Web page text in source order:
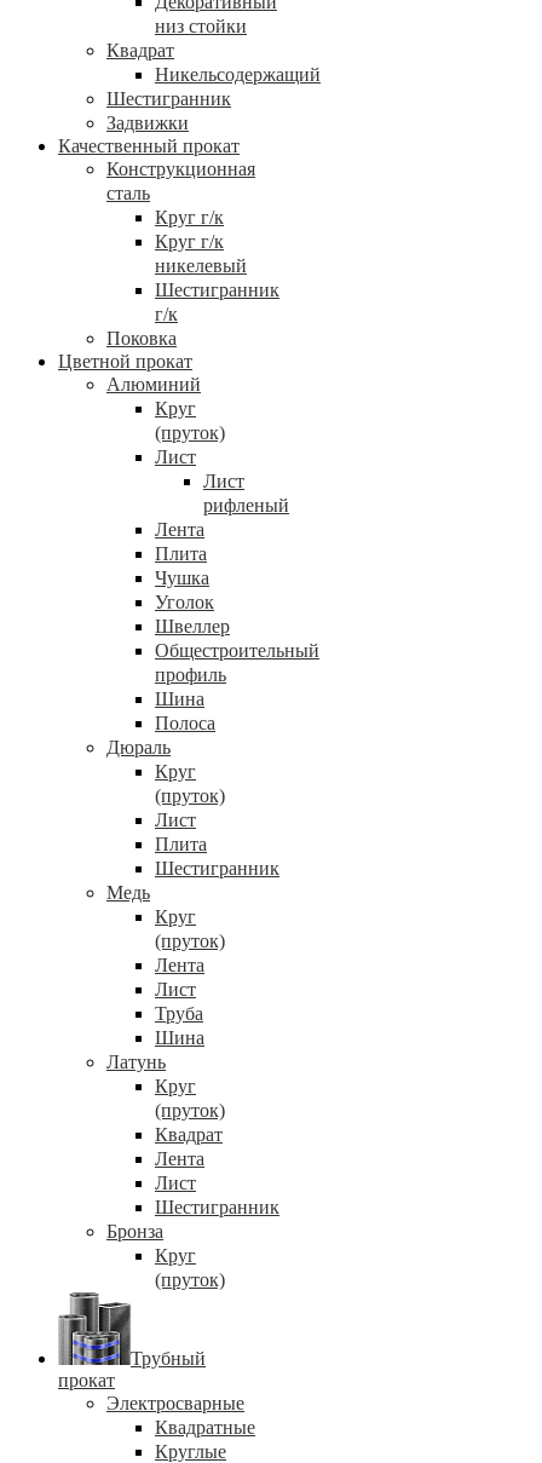
низ стойки
Квадрат
Никельсодержащий
Шестигранник
Задвижки
Качественный прокат
Конструкционная
сталь
Круг г/к
Круг г/к
никелевый
Шестигранник
г/к
Поковка
Цветной прокат
Алюминий
Круг
(пруток)
Лист
Лист
рифленый
Лента
Плита
Чушка
Уголок
Швеллер
Общестроительный
профиль
Шина
Полоса
Дюраль
Круг
(пруток)
Лист
Плита
Шестигранник
Медь
Круг
(пруток)
Лента
Лист
Труба
Шина
Латунь
Круг
(пруток)
Квадрат
Лента
Лист
Шестигранник
Бронза
Круг
(пруток)
Трубный
прокат
Электросварные
Квадратные
Круглые